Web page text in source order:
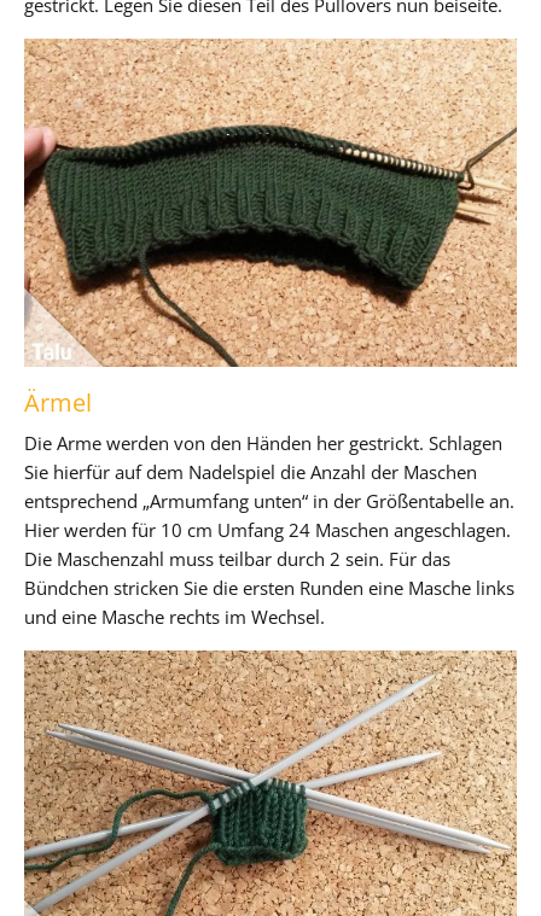
Ärmel
Die Arme werden von den Händen her gestrickt. Schlagen
Sie hierfür auf dem Nadelspiel die Anzahl der Maschen
entsprechend „Armumfang unten“ in der Größentabelle an.
Hier werden für 10 cm Umfang 24 Maschen angeschlagen.
Die Maschenzahl muss teilbar durch 2 sein. Für das
Bündchen stricken Sie die ersten Runden eine Masche links
und eine Masche rechts im Wechsel.